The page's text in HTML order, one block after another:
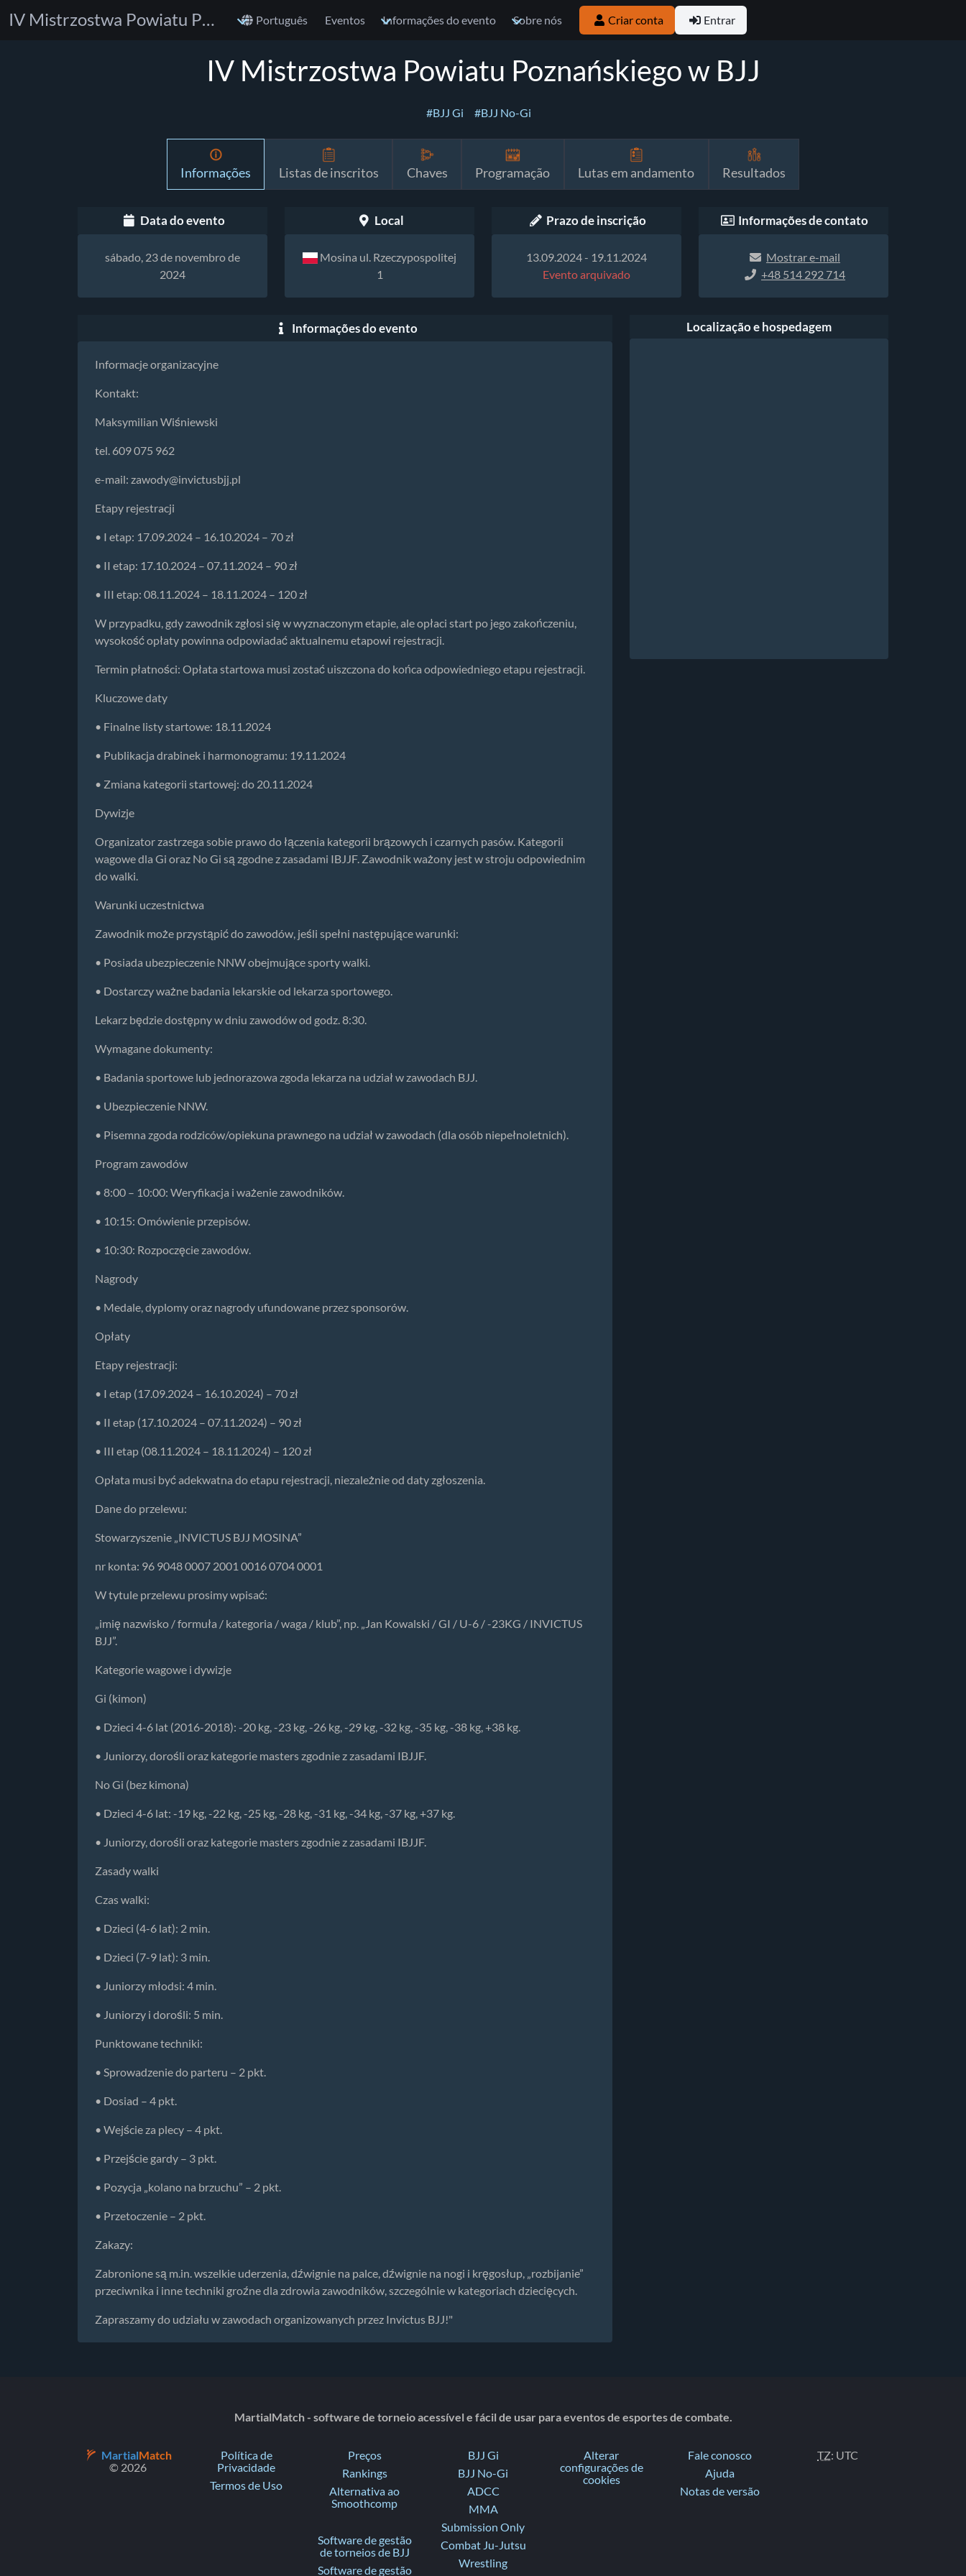
IV Mistrzostwa Powiatu Poznańskiego w BJJ Português Eventos Informações do evento Sobre nós Criar conta Entrar
IV Mistrzostwa Powiatu Poznańskiego w BJJ
#BJJ Gi #BJJ No-Gi
Informações Listas de inscritos Chaves Programação Lutas em andamento Resultados
Data do evento
sábado, 23 de novembro de
2024
Local
Mosina ul. Rzeczypospolitej
1
Prazo de inscrição
13.09.2024 - 19.11.2024
Evento arquivado
Informações de contato
Mostrar e-mail
+48 514 292 714
Informações do evento
Informacje organizacyjne
Kontakt:
Maksymilian Wiśniewski
tel. 609 075 962
e-mail: zawody@invictusbjj.pl
Etapy rejestracji
• I etap: 17.09.2024 – 16.10.2024 – 70 zł
• II etap: 17.10.2024 – 07.11.2024 – 90 zł
• III etap: 08.11.2024 – 18.11.2024 – 120 zł
W przypadku, gdy zawodnik zgłosi się w wyznaczonym etapie, ale opłaci start po jego zakończeniu,
wysokość opłaty powinna odpowiadać aktualnemu etapowi rejestracji.
Termin płatności: Opłata startowa musi zostać uiszczona do końca odpowiedniego etapu rejestracji.
Kluczowe daty
• Finalne listy startowe: 18.11.2024
• Publikacja drabinek i harmonogramu: 19.11.2024
• Zmiana kategorii startowej: do 20.11.2024
Dywizje
Organizator zastrzega sobie prawo do łączenia kategorii brązowych i czarnych pasów. Kategorii
wagowe dla Gi oraz No Gi są zgodne z zasadami IBJJF. Zawodnik ważony jest w stroju odpowiednim
do walki.
Warunki uczestnictwa
Zawodnik może przystąpić do zawodów, jeśli spełni następujące warunki:
• Posiada ubezpieczenie NNW obejmujące sporty walki.
• Dostarczy ważne badania lekarskie od lekarza sportowego.
Lekarz będzie dostępny w dniu zawodów od godz. 8:30.
Wymagane dokumenty:
• Badania sportowe lub jednorazowa zgoda lekarza na udział w zawodach BJJ.
• Ubezpieczenie NNW.
• Pisemna zgoda rodziców/opiekuna prawnego na udział w zawodach (dla osób niepełnoletnich).
Program zawodów
• 8:00 – 10:00: Weryfikacja i ważenie zawodników.
• 10:15: Omówienie przepisów.
• 10:30: Rozpoczęcie zawodów.
Nagrody
• Medale, dyplomy oraz nagrody ufundowane przez sponsorów.
Opłaty
Etapy rejestracji:
• I etap (17.09.2024 – 16.10.2024) – 70 zł
• II etap (17.10.2024 – 07.11.2024) – 90 zł
• III etap (08.11.2024 – 18.11.2024) – 120 zł
Opłata musi być adekwatna do etapu rejestracji, niezależnie od daty zgłoszenia.
Dane do przelewu:
Stowarzyszenie „INVICTUS BJJ MOSINA”
nr konta: 96 9048 0007 2001 0016 0704 0001
W tytule przelewu prosimy wpisać:
„imię nazwisko / formuła / kategoria / waga / klub”, np. „Jan Kowalski / GI / U-6 / -23KG / INVICTUS
BJJ”.
Kategorie wagowe i dywizje
Gi (kimon)
• Dzieci 4-6 lat (2016-2018): -20 kg, -23 kg, -26 kg, -29 kg, -32 kg, -35 kg, -38 kg, +38 kg.
• Juniorzy, dorośli oraz kategorie masters zgodnie z zasadami IBJJF.
No Gi (bez kimona)
• Dzieci 4-6 lat: -19 kg, -22 kg, -25 kg, -28 kg, -31 kg, -34 kg, -37 kg, +37 kg.
• Juniorzy, dorośli oraz kategorie masters zgodnie z zasadami IBJJF.
Zasady walki
Czas walki:
• Dzieci (4-6 lat): 2 min.
• Dzieci (7-9 lat): 3 min.
• Juniorzy młodsi: 4 min.
• Juniorzy i dorośli: 5 min.
Punktowane techniki:
• Sprowadzenie do parteru – 2 pkt.
• Dosiad – 4 pkt.
• Wejście za plecy – 4 pkt.
• Przejście gardy – 3 pkt.
• Pozycja „kolano na brzuchu” – 2 pkt.
• Przetoczenie – 2 pkt.
Zakazy:
Zabronione są m.in. wszelkie uderzenia, dźwignie na palce, dźwignie na nogi i kręgosłup, „rozbijanie”
przeciwnika i inne techniki groźne dla zdrowia zawodników, szczególnie w kategoriach dziecięcych.
Zapraszamy do udziału w zawodach organizowanych przez Invictus BJJ!"
Localização e hospedagem
MartialMatch - software de torneio acessível e fácil de usar para eventos de esportes de combate.
MartialMatch
© 2026
Política de
Privacidade
Termos de Uso
Preços
Rankings
Alternativa ao
Smoothcomp
Software de gestão
de torneios de BJJ
Software de gestão
BJJ Gi
BJJ No-Gi
ADCC
MMA
Submission Only
Combat Ju-Jutsu
Wrestling
Alterar
configurações de
cookies
Fale conosco
Ajuda
Notas de versão
TZ: UTC